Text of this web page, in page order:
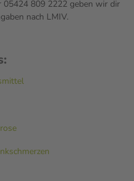
05424 809 2222 geben wir dir
nach LMIV.